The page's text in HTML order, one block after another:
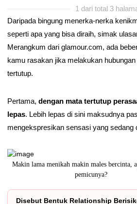
1 dari total 3
Daripada bingung menerka-nerka
seperti apa yang bisa diraih, simak
Merangkum dari glamour.com, ada
kamu rasakan jika melakukan
tertutup.
Pertama, dengan mata tertutup
lepas. Lebih lepas di sini maksudnya
mengekspresikan sensasi yang sedang
Apakah kamu salah satunya?
Disebut Bentuk Relationship